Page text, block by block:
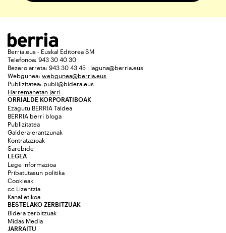
Berria.eus - Euskal Editorea SM
Telefonoa: 943 30 40 30
Bezero arreta: 943 30 43 45 | laguna@berria.eus
Webgunea: webgunea@berria.eus
Publizitatea: publi@bidera.eus
Harremanetan jarri
ORRIALDE KORPORATIBOAK
Ezagutu BERRIA Taldea
BERRIA berri bloga
Publizitatea
Galdera-erantzunak
Kontratazioak
Sarebide
JARRAITU
LEGEA
Lege informazioa
Pribatutasun politika
Cookieak
cc Lizentzia
Kanal etikoa
BESTELAKO ZERBITZUAK
Bidera zerbitzuak
Midas Media